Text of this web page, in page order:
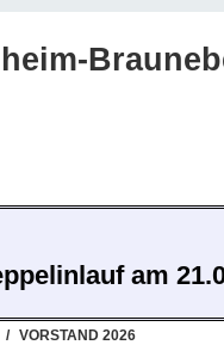
am
/ VORSTAND 2026